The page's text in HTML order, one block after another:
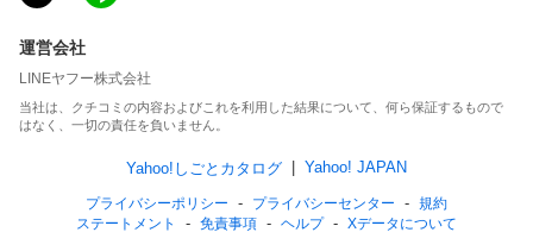
運営会社
LINEヤフー株式会社
当社は、クチコミの内容およびこれを利用した結果について、何ら保証するもので
はなく、一切の責任を負いません。
Yahoo!しごとカタログ Yahoo! JAPAN
プライバシーポリシー プライバシーセンター
規約
ステートメント
免責事項 ヘルプ Xデータについて